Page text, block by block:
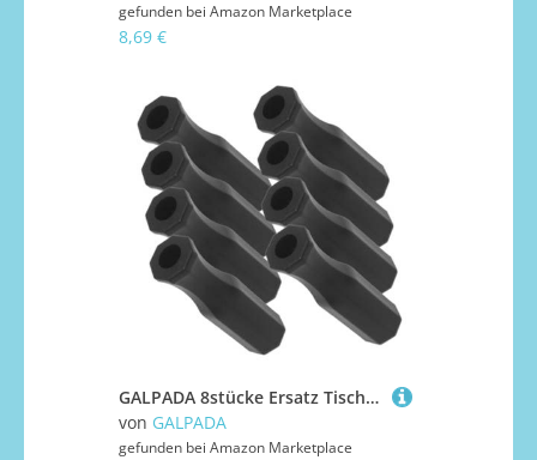
gefunden bei Amazon Marketplace
8,69 €
GALPADA 8stücke Ersatz Tischfußballgriffe Spielgriffe Aus Kunststoff Kompatibel Mit Meisten Fußballgeräten Für Kinderhände
von GALPADA
gefunden bei Amazon Marketplace